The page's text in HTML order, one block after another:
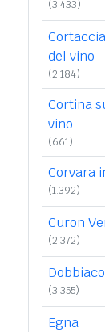
(3.433)
del vino
(2.184)
Cortina
vino
(661)
Corvara
(1.392)
Curon
(2.372)
Dobbiaco
(3.355)
Egna